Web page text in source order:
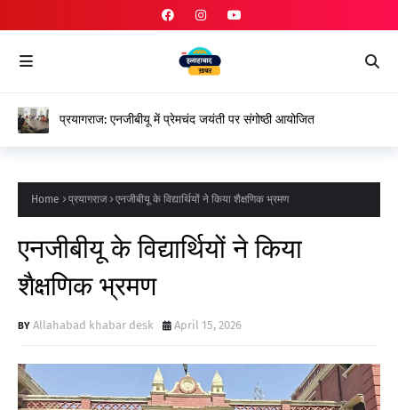
प्रयागराज: एनजीबीयू में प्रेमचंद जयंती पर संगोष्ठी आयोजित
Home प्रयागराज एनजीबीयू के विद्यार्थियों ने किया शैक्षणिक भ्रमण
एनजीबीयू के विद्यार्थियों ने किया
शैक्षणिक भ्रमण
Allahabad khabar desk April 15, 2026